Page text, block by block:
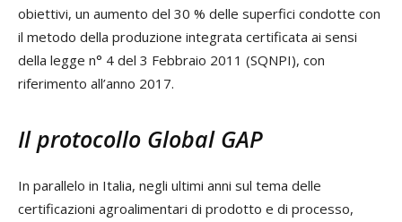
obiettivi, un aumento del 30 % delle superfici condotte con
il metodo della produzione integrata certificata ai sensi
della legge n° 4 del 3 Febbraio 2011 (SQNPI), con
riferimento all’anno 2017.
Il protocollo Global GAP
In parallelo in Italia, negli ultimi anni sul tema delle
certificazioni agroalimentari di prodotto e di processo,